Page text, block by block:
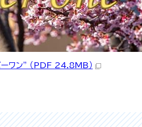
ーワン” （PDF 24.8MB）